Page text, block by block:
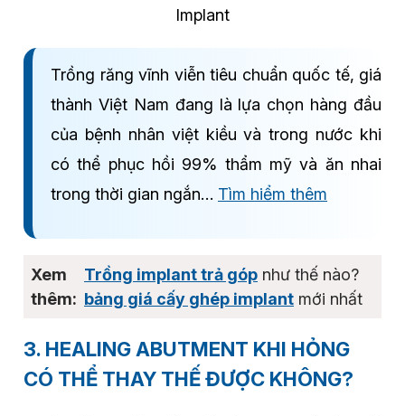
Implant
Trồng răng vĩnh viễn tiêu chuẩn quốc tế, giá
thành Việt Nam đang là lựa chọn hàng đầu
của bệnh nhân việt kiều và trong nước khi
có thể phục hồi 99% thẩm mỹ và ăn nhai
trong thời gian ngắn… Tìm hiểm thêm
Trồng implant trả góp như thế nào?
bảng giá cấy ghép implant mới nhất
3. HEALING ABUTMENT KHI HỎNG
CÓ THỂ THAY THẾ ĐƯỢC KHÔNG?